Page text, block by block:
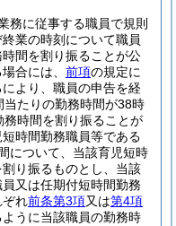
務に従事する職員で規則
業の時刻について職員
間を割り振ることが公
合には、 前項の規定に
より、職員の申告を経
たりの勤務時間が38時
時間を割り振ることが
時間勤務職員等である
について、当該育児短時
り振るものとし、当該
又は任期付短時間勤務
ぞれ前条第3項又は第4項
うに当該職員の勤務時